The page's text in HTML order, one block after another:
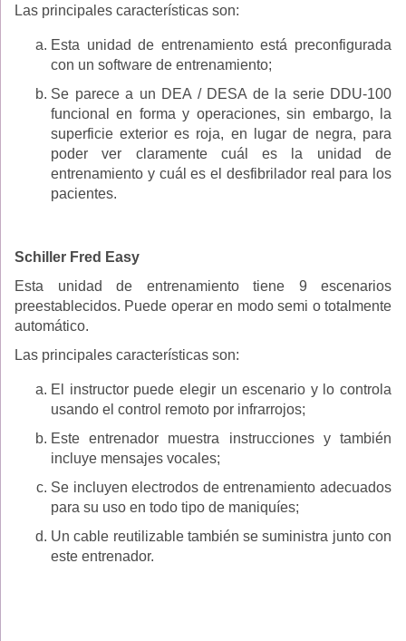
Las principales características son:
Esta unidad de entrenamiento está preconfigurada
con un software de entrenamiento;
Se parece a un DEA / DESA de la serie DDU-100
funcional en forma y operaciones, sin embargo, la
superficie exterior es roja, en lugar de negra, para
poder ver claramente cuál es la unidad de
entrenamiento y cuál es el desfibrilador real para los
pacientes.
Schiller Fred Easy
Esta unidad de entrenamiento tiene 9 escenarios
preestablecidos. Puede operar en modo semi o totalmente
automático.
Las principales características son:
El instructor puede elegir un escenario y lo controla
usando el control remoto por infrarrojos;
Este entrenador muestra instrucciones y también
incluye mensajes vocales;
Se incluyen electrodos de entrenamiento adecuados
para su uso en todo tipo de maniquíes;
Un cable reutilizable también se suministra junto con
este entrenador.